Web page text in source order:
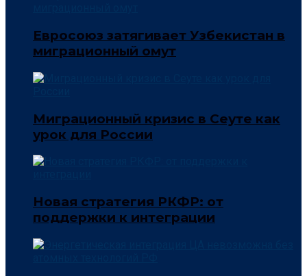
Евросоюз затягивает Узбекистан в
миграционный омут
Миграционный кризис в Сеуте как
урок для России
Новая стратегия РКФР: от
поддержки к интеграции